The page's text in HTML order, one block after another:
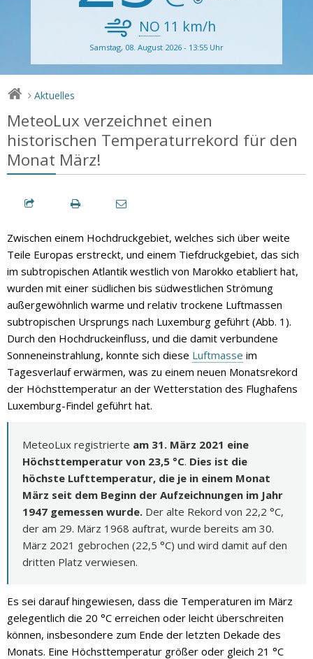
NO 11 km/h
Samstag, 08. August 2026 - 13:55 Uhr
> Aktuelles
MeteoLux verzeichnet einen
historischen Temperaturrekord für den
Monat März!
Zwischen einem Hochdruckgebiet, welches sich über weite
Teile Europas erstreckt, und einem Tiefdruckgebiet, das sich
im subtropischen Atlantik westlich von Marokko etabliert hat,
wurden mit einer südlichen bis südwestlichen Strömung
außergewöhnlich warme und relativ trockene Luftmassen
subtropischen Ursprungs nach Luxemburg geführt (Abb. 1).
Durch den Hochdruckeinfluss, und die damit verbundene
Sonneneinstrahlung, konnte sich diese Luftmasse im
Tagesverlauf erwärmen, was zu einem neuen Monatsrekord
der Höchsttemperatur an der Wetterstation des Flughafens
Luxemburg-Findel geführt hat.
MeteoLux registrierte am 31. März 2021 eine
Höchsttemperatur von 23,5 °C. Dies ist die
höchste Lufttemperatur, die je in einem Monat
März seit dem Beginn der Aufzeichnungen im Jahr
1947 gemessen wurde. Der alte Rekord von 22,2 °C,
der am 29. März 1968 auftrat, wurde bereits am 30.
März 2021 gebrochen (22,5 °C) und wird damit auf den
dritten Platz verwiesen.
Es sei darauf hingewiesen, dass die Temperaturen im März
gelegentlich die 20 °C erreichen oder leicht überschreiten
können, insbesondere zum Ende der letzten Dekade des
Monats. Eine Höchsttemperatur größer oder gleich 21 °C